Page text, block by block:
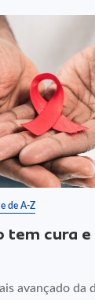
de A-Z
tem cura
avançado da